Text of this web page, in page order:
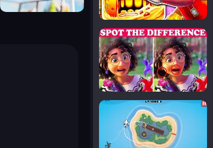
spot the differences
silly sky